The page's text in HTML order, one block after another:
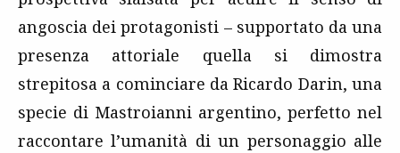
angoscia dei protagonisti – supportato da una
presenza attoriale quella si dimostra
strepitosa a cominciare da Ricardo Darin, una
specie di Mastroianni argentino, perfetto nel
raccontare l’umanità di un personaggio alle